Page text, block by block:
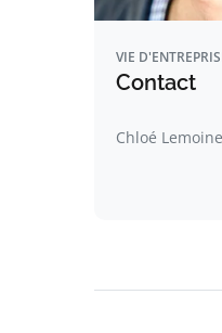
VIE
Contact
Chloé Lemoine